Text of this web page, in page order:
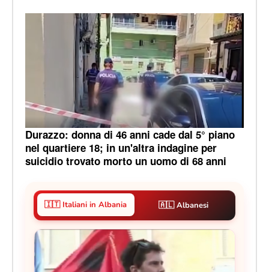
Durazzo: donna di 46 anni cade dal 5° piano
nel quartiere 18; in un'altra indagine per
suicidio trovato morto un uomo di 68 anni
🇮🇹 Italiani in Albania 🇦🇱 Albanesi